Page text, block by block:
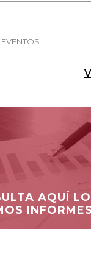
EVENTOS
AQUÍ
INFORMES